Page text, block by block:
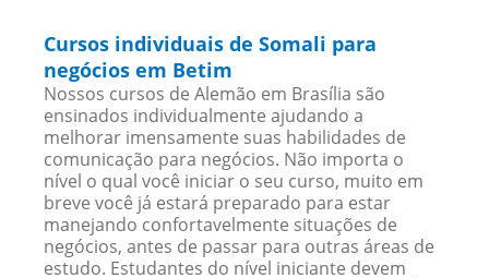
Cursos individuais de Somali para
negócios em Betim
Nossos cursos de Alemão em Brasília são
ensinados individualmente ajudando a
melhorar imensamente suas habilidades de
comunicação para negócios. Não importa o
nível o qual você iniciar o seu curso, muito em
breve você já estará preparado para estar
manejando confortavelmente situações de
negócios, antes de passar para outras áreas de
estudo. Estudantes do nível iniciante devem